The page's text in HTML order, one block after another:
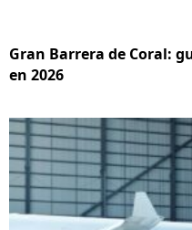
Gran Barrera de Coral:
en 2026